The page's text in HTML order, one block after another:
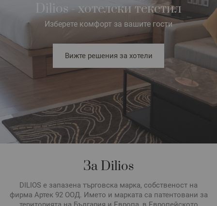
Dilios - хотелски текстил
Изберете комфорт за вашите гости
Вижте решения за хотели
За Dilios
DILIOS е запазена търговска марка, собственост на
фирма Артек 92 ООД. Името и марката са патентовани за